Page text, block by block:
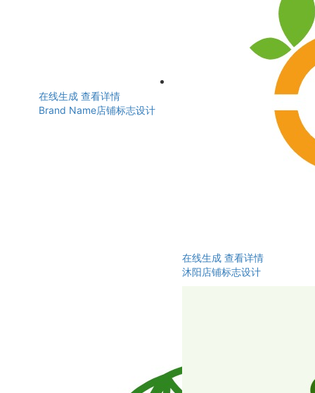
在线生成 查看详情
Brand Name店铺标志设计
在线生成 查看详情
沐阳店铺标志设计